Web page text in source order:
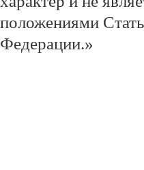
положениями
Федерации.»